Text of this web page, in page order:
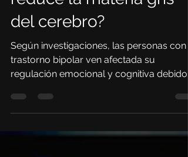
reduce la materia gris
del cerebro?
Según investigaciones, las personas con
trastorno bipolar ven afectada su
regulación emocional y cognitiva debido